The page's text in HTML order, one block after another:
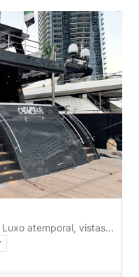
atemporal, vistas